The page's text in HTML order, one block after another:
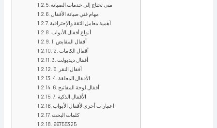
متى تحتاج إلى خدمات الصيانة
مهام فني صيانة الأقفال
أهمية معامل الثقة والإحترافية
أنواع أقفال الأبواب
1. أقفال المقابض
2. أقفال الكامات
3. أقفال ديدبولت
5. أقفال النقر
4. الأقفال المعلقة
6. أقفال لوحة المفاتيح
7. الأقفال الذكية
اعتبارات أخرى لأقفال الأبواب
كلمات البحث
66755325